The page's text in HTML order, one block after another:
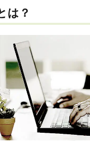
は？